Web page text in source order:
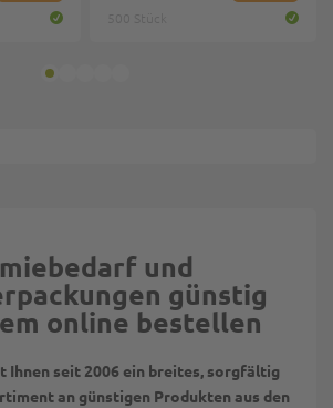
und
günstig
online bestellen
Ihnen seit 2006 ein breites, sorgfältig
an günstigen Produkten aus den